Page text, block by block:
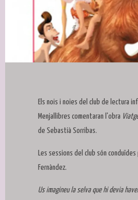
Els nois i noies del club de lectura
Menjallibres comentaran l'obra
de Sebastià Sorribas.
Les sessions del club són conduïdes
Fernàndez.
Us imagineu la selva que hi devia